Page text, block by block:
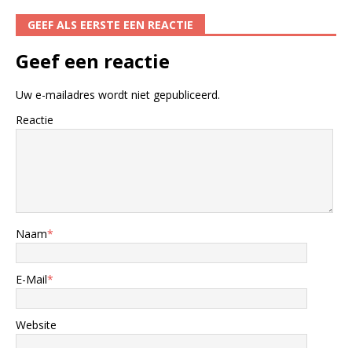
GEEF ALS EERSTE EEN REACTIE
Geef een reactie
Uw e-mailadres wordt niet gepubliceerd.
Reactie
Naam*
E-Mail*
Website